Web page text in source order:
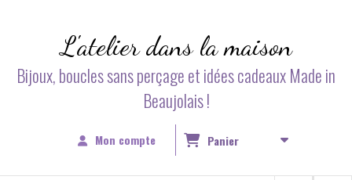
L'atelier dans la maison
Bijoux, boucles sans perçage et idées cadeaux Made in
Beaujolais !
Mon compte Panier